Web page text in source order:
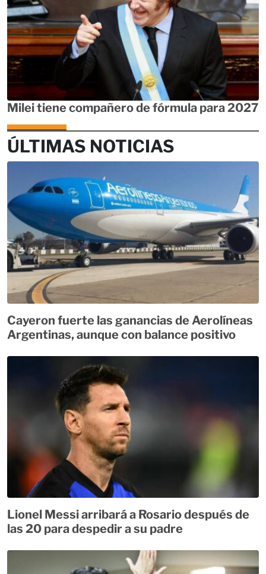
Milei tiene compañero de fórmula para 2027
ÚLTIMAS NOTICIAS
Cayeron fuerte las ganancias de Aerolíneas
Argentinas, aunque con balance positivo
Lionel Messi arribará a Rosario después de
las 20 para despedir a su padre